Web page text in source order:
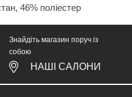
46% поліестер
Знайдіть магазин поруч із
собою
НАШІ САЛОНИ